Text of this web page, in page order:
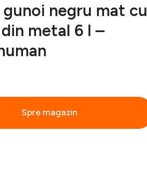
gunoi negru mat cu
metal 6 l –
Spre magazin